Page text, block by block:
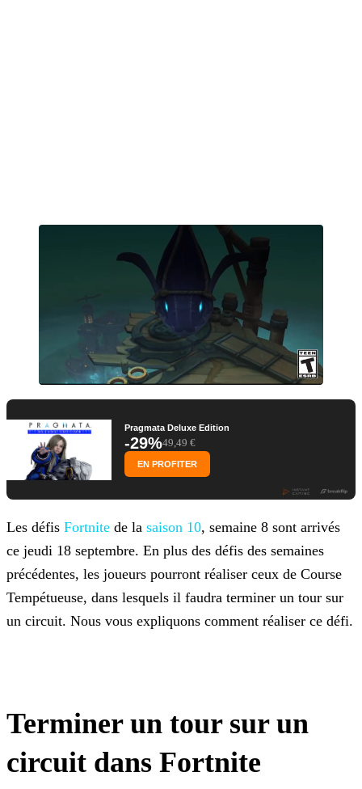
Pragmata Deluxe Edition
-29%49,49 €
EN PROFITER
Les défis Fortnite de la saison 10, semaine 8 sont arrivés
ce jeudi 18 septembre. En plus des défis des semaines
précédentes, les joueurs pourront réaliser ceux de Course
Tempétueuse, dans lesquels il faudra terminer un tour sur
un circuit. Nous vous expliquons comment réaliser ce défi.
Terminer un tour sur un
circuit dans Fortnite